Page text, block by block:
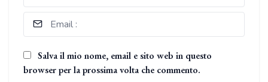
Salva il mio nome, email e sito web in questo
browser per la prossima volta che commento.